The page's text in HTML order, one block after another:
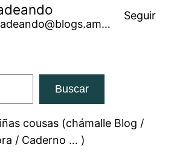
@ribadeando@blogs.amarinha.gal
Seguir
Buscar
cousas (chámalle Blog /
/ Caderno … )